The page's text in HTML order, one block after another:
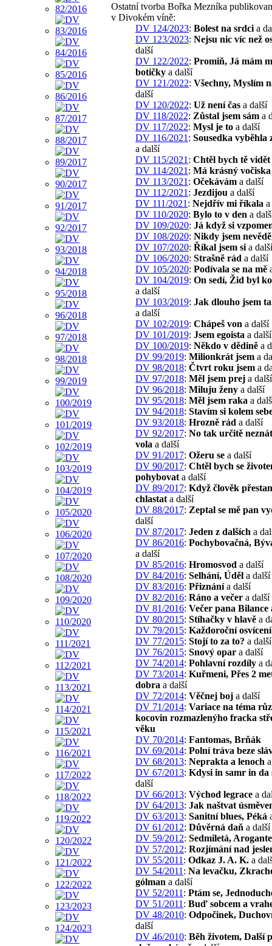
Ostatní tvorba Bořka Mezníka
v Divokém víně:
DV 124/2023: Bolest na srdci a
DV 123/2023: Nejsu nic víc než
další
DV 122/2022: Promiň, Já mám
botičky a další
DV 121/2022: Všechny, Myslím
další
DV 120/2022: Už není čas a další
DV 118/2022: Zůstal jsem sám a
DV 117/2022: Mysl je to a další
DV 116/2021 : Sousedka vyběhla
a další
DV 115/2021 : Chtěl bych tě vidět
DV 114/2021 : Má krásný vočiska
DV 113/2021 : Očekávám a další
DV 112/2021 : Jezdijou a další
DV 111/2021 : Nejdřív mi říkala
DV 110/2020: Bylo to v den a
DV 109/2020: Já když si
DV 108/2020: Nikdy jsem
DV 107/2020: Říkal jsem si a další
DV 106/2020: Strašně rád a další
DV 105/2020: Podívala se na mě
DV 104/2019: On sedí, Žid byl
a další
DV 103/2019: Jak dlouho jsem
a další
DV 102/2019: Chápeš von a další
DV 101/2019: Jsem egoista a další
DV 100/2019: Někdo v dědině a
DV 99/2019: Milionkrát jsem a
DV 98/2018: Čtvrt roku jsem a
DV 97/2018: Měl jsem prej a další
DV 96/2018: Miluju ženy a další
DV 95/2018: Měl jsem raka a
DV 94/2018: Stavím si kolem
DV 93/2018: Hrozně rád a další
DV 92/2017: No tak určitě
vola a další
DV 91/2017: Ožeru se a další
DV 90/2017: Chtěl bych se
pohybovat a další
DV 89/2017: Když člověk
chlastat a další
DV 88/2017: Zeptal se mě pan
další
DV 87/2017: Jeden z dalších a
DV 86/2016: Pochybovačná,
a další
DV 85/2016: Hromosvod a další
DV 84/2016: Selhání, Úděl a další
DV 83/2016: Přiznánía další
DV 82/2016: Ráno a večer a další
DV 81/2016: Večer pana Bilance
DV 80/2015: Stíhačky v hlavě a
DV 79/2015: Každoroční osvícení
DV 77/2015: Stojí to za to? a další
DV 76/2015: Snový opar a další
DV 74/2014: Pohlavní rozdíly a
DV 73/2014: Kuřmeni, Přes 2
dobra a další
DV 72/2014: Věčnej boj a další
DV 71/2014: Variace na téma
kocovin rozmazlenýho fracka
věku
DV 70/2014: Fantomas, Brňák
DV 69/2014: Polní tráva beze
DV 68/2013: Neprakta a lenoch
DV 67/2013: Kdysi in samr in da
další
DV 66/2013: Východ legrace a
DV 64/2013: Jak naštvat
DV 63/2013: Sanitní blues, Péká
DV 61/2012: Důvěrná daň a další
DV 59/2012: Sedmiletá,
DV 57/2012: Rozjímání nad
DV 55/2011 : Odkaz J. A. K. a
DV 54/2011 : Na levačku,
gólman a další
DV 52/2011 : Ptám se,
DV 51/2011 : Buď sobcem a
DV 48/2010: Odpočinek,
další
DV 46/2010: Běh životem, Další